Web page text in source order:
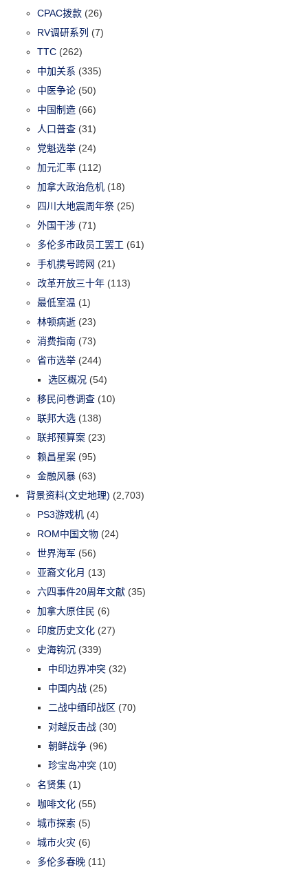
CPAC拨款 (26)
RV调研系列 (7)
TTC (262)
中加关系 (335)
中医争论 (50)
中国制造 (66)
人口普查 (31)
党魁选举 (24)
加元汇率 (112)
加拿大政治危机 (18)
四川大地震周年祭 (25)
外国干涉 (71)
多伦多市政员工罢工 (61)
手机携号跨网 (21)
改革开放三十年 (113)
最低室温 (1)
林顿病逝 (23)
消费指南 (73)
省市选举 (244)
选区概况 (54)
移民问卷调查 (10)
联邦大选 (138)
联邦预算案 (23)
赖昌星案 (95)
金融风暴 (63)
背景资料(文史地理) (2,703)
PS3游戏机 (4)
ROM中国文物 (24)
世界海军 (56)
亚裔文化月 (13)
六四事件20周年文献 (35)
加拿大原住民 (6)
印度历史文化 (27)
史海钩沉 (339)
中印边界冲突 (32)
中国内战 (25)
二战中缅印战区 (70)
对越反击战 (30)
朝鲜战争 (96)
珍宝岛冲突 (10)
名贤集 (1)
咖啡文化 (55)
城市探索 (5)
城市火灾 (6)
多伦多春晚 (11)